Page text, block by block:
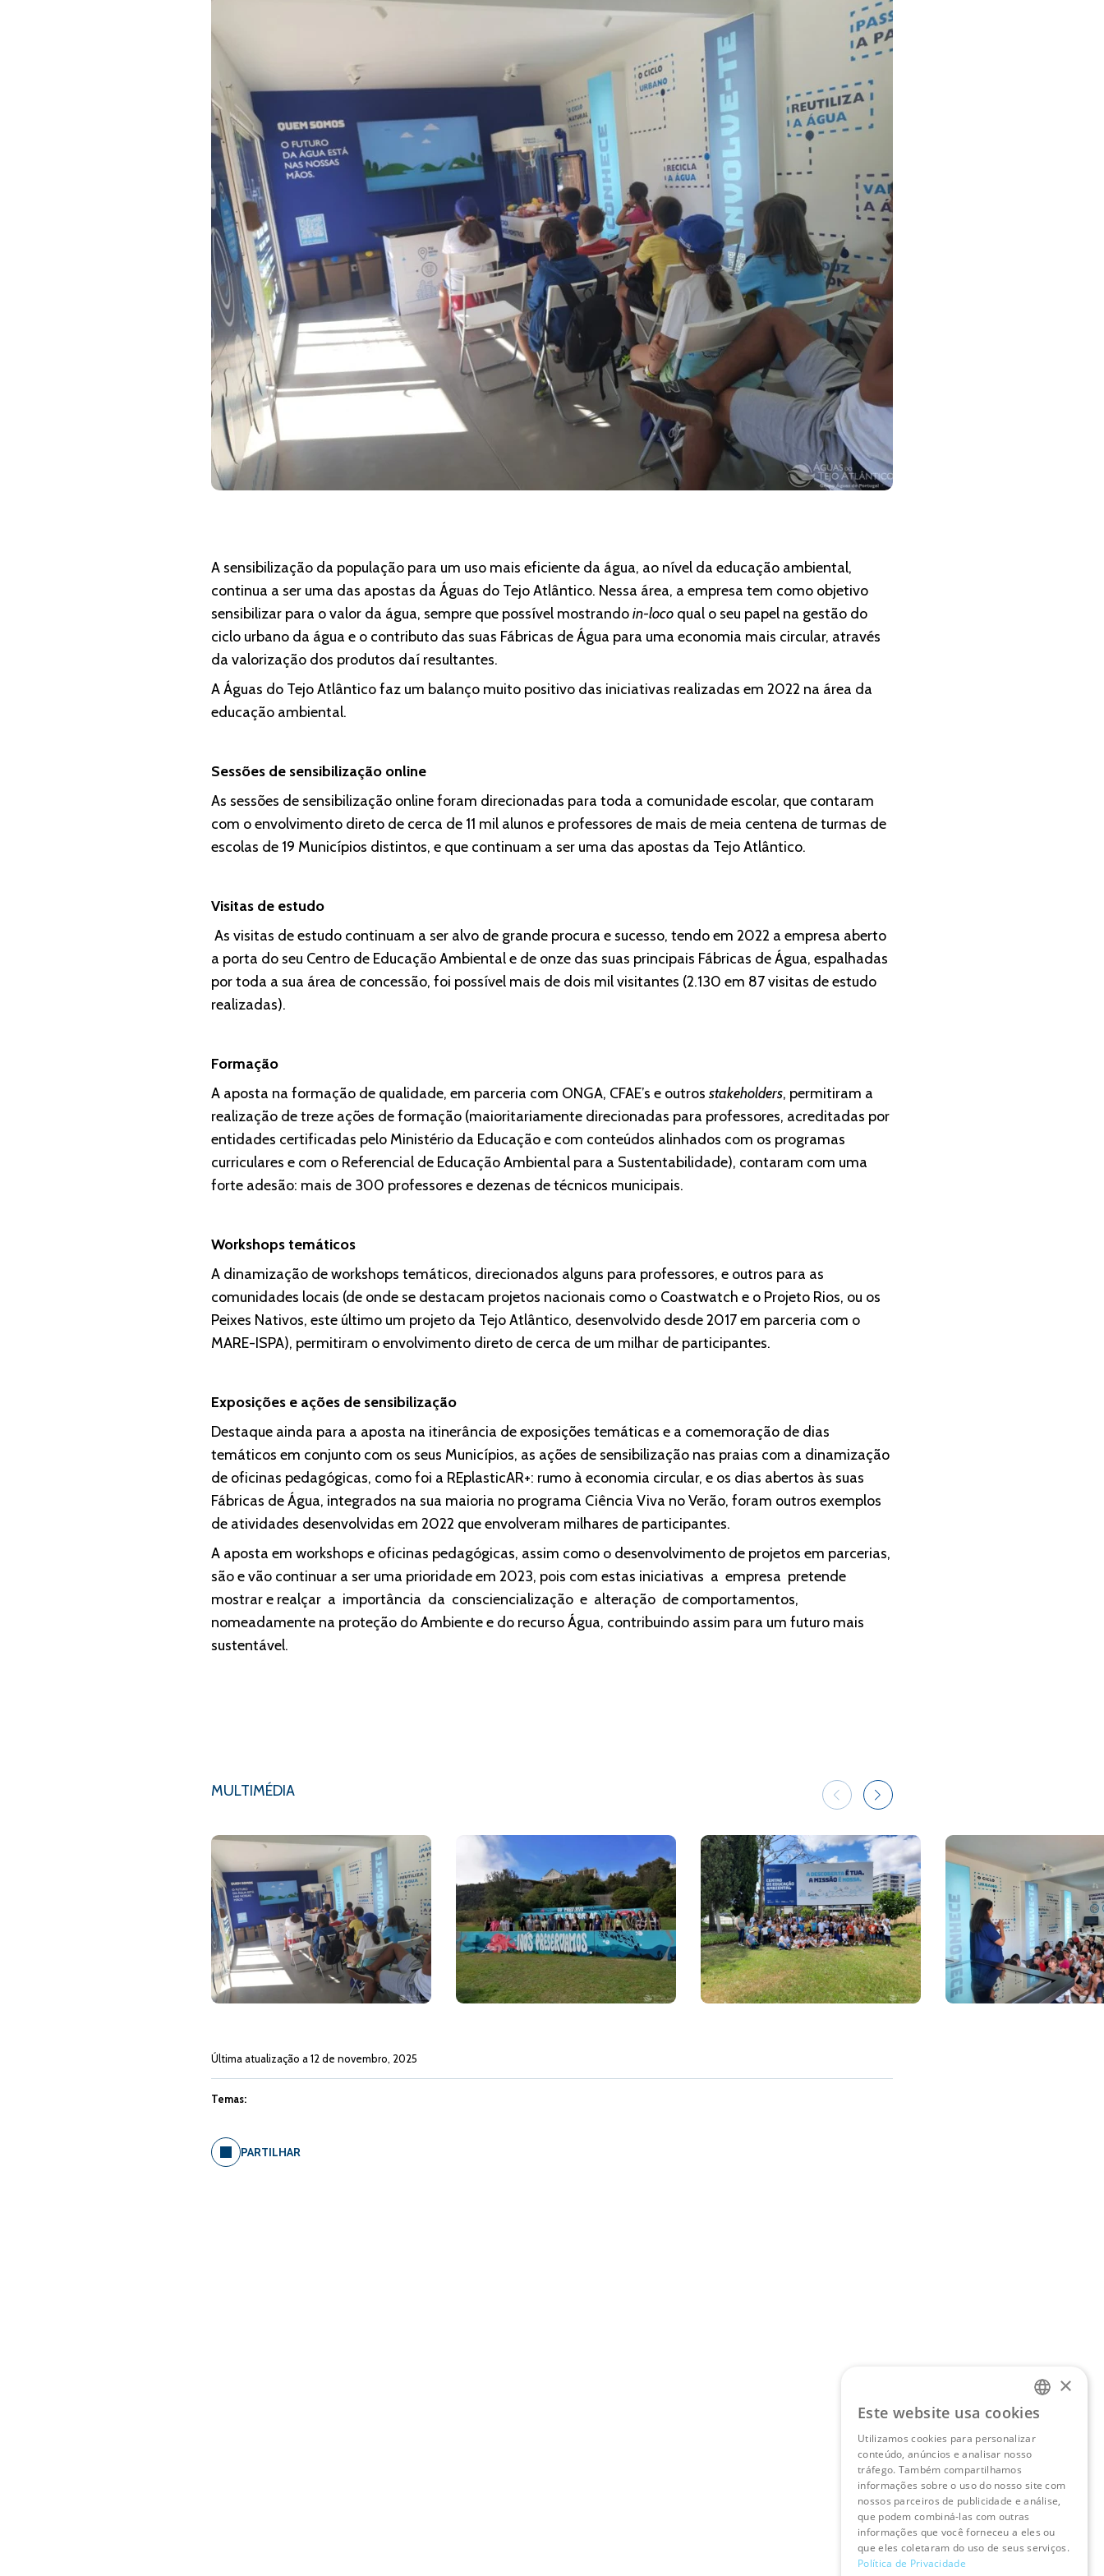
A sensibilização da população para um uso mais eficiente da água, ao nível da educação ambiental,
continua a ser uma das apostas da Águas do Tejo Atlântico. Nessa área, a empresa tem como objetivo
sensibilizar para o valor da água, sempre que possível mostrandoin-loco qual o seu papel na gestão do
ciclo urbano da água e o contributo das suas Fábricas de Água para uma economia mais circular, através
da valorização dos produtos daí resultantes.
A Águas do Tejo Atlântico faz um balanço muito positivo das iniciativas realizadas em 2022 na área da
educação ambiental.
Sessões de sensibilização online
As sessões de sensibilização online foram direcionadas para toda a comunidade escolar, que contaram
com o envolvimento direto de cerca de 11 mil alunos e professores de mais de meia centena de turmas de
escolas de 19 Municípios distintos, e que continuam a ser uma das apostas da Tejo Atlântico.
Visitas de estudo
As visitas de estudo continuam a ser alvo de grande procura e sucesso, tendo em 2022 a empresa aberto
a porta do seu Centro de Educação Ambiental e de onze das suas principais Fábricas de Água, espalhadas
por toda a sua área de concessão, foi possível mais de dois mil visitantes (2.130 em 87 visitas de estudo
realizadas).
Formação
A aposta na formação de qualidade, em parceria com ONGA, CFAE’s e outros stakeholders, permitiram a
realização de treze ações de formação (maioritariamente direcionadas para professores, acreditadas por
entidades certificadas pelo Ministério da Educação e com conteúdos alinhados com os programas
curriculares e com o Referencial de Educação Ambiental para a Sustentabilidade), contaram com uma
forte adesão: mais de 300 professores e dezenas de técnicos municipais.
Workshops temáticos
A dinamização de workshops temáticos, direcionados alguns para professores, e outros para as
comunidades locais (de onde se destacam projetos nacionais como o Coastwatch e o Projeto Rios, ou os
Peixes Nativos, este último um projeto da Tejo Atlântico, desenvolvido desde 2017 em parceria com o
MARE-ISPA), permitiram o envolvimento direto de cerca de um milhar de participantes.
Exposições e ações de sensibilização
Destaque ainda para a aposta na itinerância de exposições temáticas e a comemoração de dias
temáticos em conjunto com os seus Municípios, as ações de sensibilização nas praias com a dinamização
de oficinas pedagógicas, como foi a REplasticAR+: rumo à economia circular, e os dias abertos às suas
Fábricas de Água, integrados na sua maioria no programa Ciência Viva no Verão, foram outros exemplos
de atividades desenvolvidas em 2022 que envolveram milhares de participantes.
A aposta em workshops e oficinas pedagógicas, assim como o desenvolvimento de projetos em parcerias,
são e vão continuar a ser uma prioridade em 2023, pois com estas iniciativas a empresa pretende
mostrar e realçar a importância da consciencialização e alteração de comportamentos,
nomeadamente na proteção do Ambiente e do recurso Água, contribuindo assim para um futuro mais
sustentável.
MULTIMÉDIA
Última atualização a 12 de novembro, 2025
Temas:
PARTILHAR
PORTUGUESE
ENGLISH
×
Este website usa cookies
Utilizamos cookies para personalizar
conteúdo, anúncios e analisar nosso
tráfego. Também compartilhamos
informações sobre o uso do nosso site com
nossos parceiros de publicidade e análise,
que podem combiná-las com outras
informações que você forneceu a eles ou
que eles coletaram do uso de seus serviços.
Política de Privacidade